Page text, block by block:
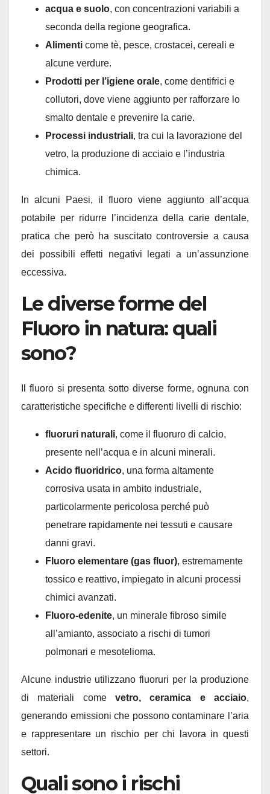
acqua e suolo, con concentrazioni variabili a
seconda della regione geografica.
Alimenti come tè, pesce, crostacei, cereali e
alcune verdure.
Prodotti per l’igiene orale, come dentifrici e
collutori, dove viene aggiunto per rafforzare lo
smalto dentale e prevenire la carie.
Processi industriali, tra cui la lavorazione del
vetro, la produzione di acciaio e l’industria
chimica.
In alcuni Paesi, il fluoro viene aggiunto all’acqua
potabile per ridurre l’incidenza della carie dentale,
pratica che però ha suscitato controversie a causa
dei possibili effetti negativi legati a un’assunzione
eccessiva.
Le diverse forme del
Fluoro in natura: quali
sono?
Il fluoro si presenta sotto diverse forme, ognuna con
caratteristiche specifiche e differenti livelli di rischio:
fluoruri naturali, come il fluoruro di calcio,
presente nell’acqua e in alcuni minerali.
Acido fluoridrico, una forma altamente
corrosiva usata in ambito industriale,
particolarmente pericolosa perché può
penetrare rapidamente nei tessuti e causare
danni gravi.
Fluoro elementare (gas fluor), estremamente
tossico e reattivo, impiegato in alcuni processi
chimici avanzati.
Fluoro-edenite, un minerale fibroso simile
all’amianto, associato a rischi di tumori
polmonari e mesotelioma.
Alcune industrie utilizzano fluoruri per la produzione
di materiali come vetro, ceramica e acciaio,
generando emissioni che possono contaminare l’aria
e rappresentare un rischio per chi lavora in questi
settori.
Quali sono i rischi